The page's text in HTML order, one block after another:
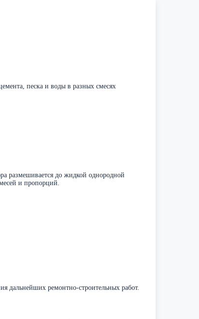
песка и воды в разных смесях
размешивается до жидкой однородной
и пропорций.
дальнейших ремонтно-строительных работ.